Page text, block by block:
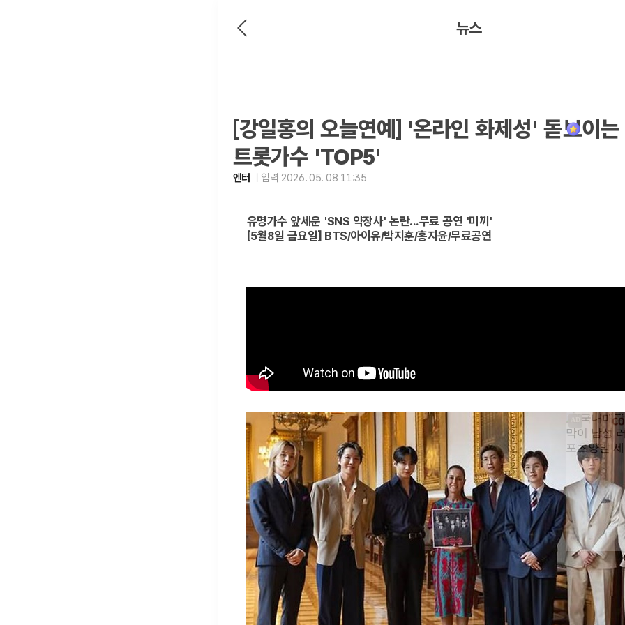
뉴스
[강일홍의 오늘연예] '온라인 화제성' 돋보이는
트롯가수 'TOP5'
엔터 입력 2026. 05. 08 11:35
유명가수 앞세운 'SNS 약장사' 논란...무료 공연 '미끼'
[5월8일 금요일] BTS/아이유/박지훈/홍지윤/무료공연